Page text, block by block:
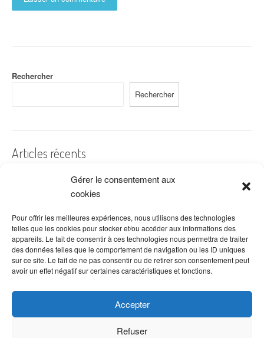
Gérer le consentement aux
cookies
Pour offrir les meilleures expériences, nous utilisons des technologies
telles que les cookies pour stocker et/ou accéder aux informations des
appareils. Le fait de consentir à ces technologies nous permettra de traiter
des données telles que le comportement de navigation ou les ID uniques
sur ce site. Le fait de ne pas consentir ou de retirer son consentement peut
avoir un effet négatif sur certaines caractéristiques et fonctions.
Accepter
Refuser
Rechercher
Rechercher
Articles récents
A quelles dates de l’année offre-t-on des fleurs ?
Les fleurs préférées des Français
Combien de fois arroser un cactus ?
Quelles fleurs offrir pour la fête des mères ?
Idées de décoration avec fleurs séchées